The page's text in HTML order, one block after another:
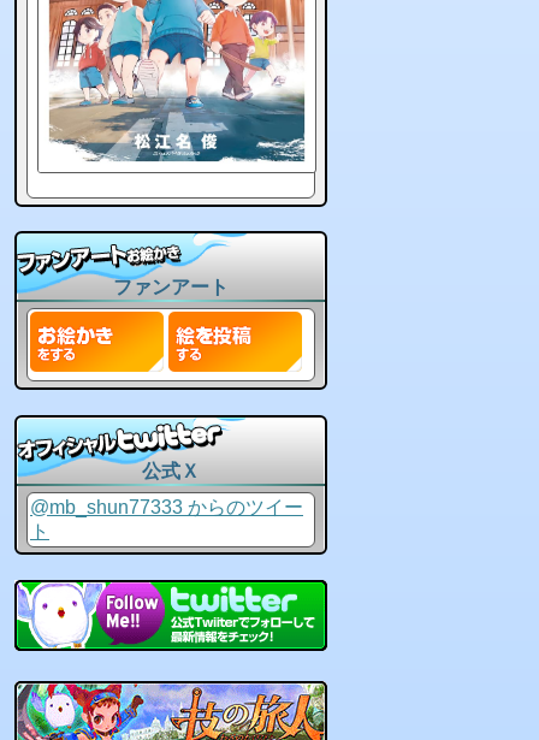
ファンアート
公式Ｘ
@mb_shun77333 からのツイー
ト